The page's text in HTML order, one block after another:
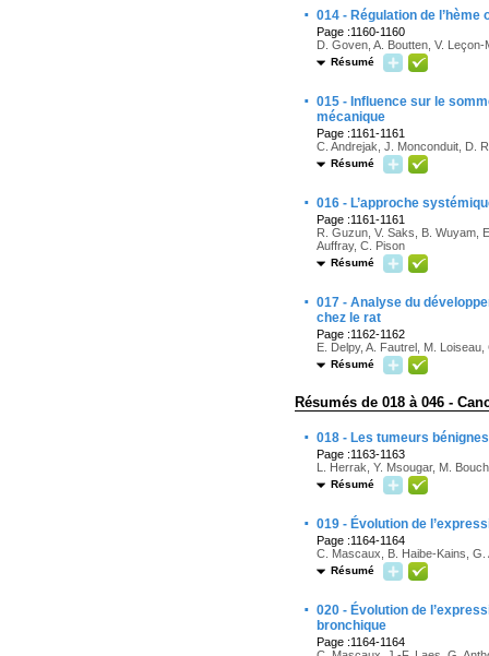
· 014 - Régulation de
Page :1160-1160
D. Goven, A. Boutten, V.
Résumé
· 015 - Influence sur le
mécanique
Page :1161-1161
C. Andrejak, J. Monconduit, D.
Résumé
· 016 - L’approche
Page :1161-1161
R. Guzun, V. Saks, B. Wuyam,
Auffray, C. Pison
Résumé
· 017 - Analyse du
chez le rat
Page :1162-1162
E. Delpy, A. Fautrel, M.
Résumé
Résumés de 018 à 046 -
· 018 - Les tumeurs
Page :1163-1163
L. Herrak, Y. Msougar, M.
Résumé
· 019 - Évolution de
Page :1164-1164
C. Mascaux, B. Haibe-Kains, G.
Résumé
· 020 - Évolution de
bronchique
Page :1164-1164